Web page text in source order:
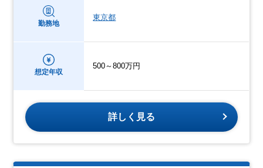
勤務地
東京都
想定年収
500～800万円
詳しく見る